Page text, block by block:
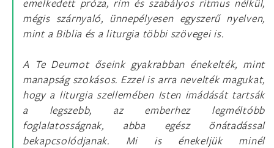
mégis szárnyaló, ünnepélyesen egyszerű nyelven,
mint a Biblia és a liturgia többi szövegei is.
A Te Deumot őseink gyakrabban énekelték, mint
manapság szokásos. Ezzel is arra nevelték magukat,
hogy a liturgia szellemében Isten imádását tartsák
a legszebb, az emberhez legméltóbb
foglalatosságnak, abba egész önátadással
bekapcsolódjanak. Mi is énekeljük minél